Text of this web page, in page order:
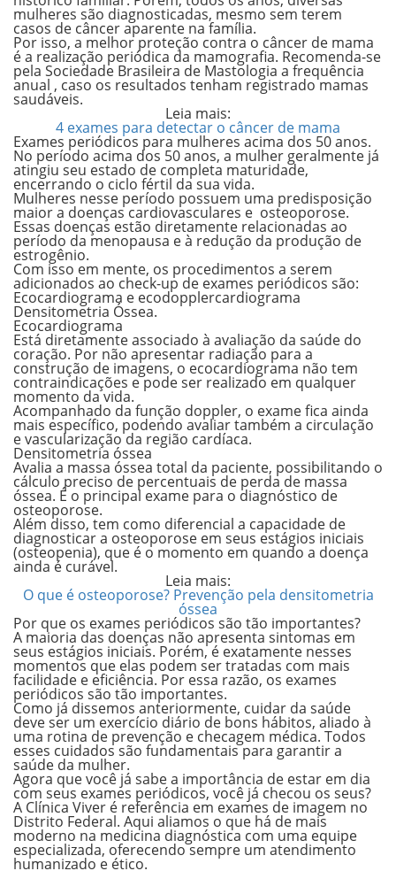
mulheres são diagnosticadas, mesmo sem terem
casos de câncer aparente na família.
Por isso, a melhor proteção contra o câncer de mama
é a realização periódica da mamografia. Recomenda-se
pela Sociedade Brasileira de Mastologia a frequência
anual , caso os resultados tenham registrado mamas
saudáveis.
Leia mais:
4 exames para detectar o câncer de mama
Exames periódicos para mulheres acima dos 50 anos.
No período acima dos 50 anos, a mulher geralmente já
atingiu seu estado de completa maturidade,
encerrando o ciclo fértil da sua vida.
Mulheres nesse período possuem uma predisposição
maior a doenças cardiovasculares e osteoporose.
Essas doenças estão diretamente relacionadas ao
período da menopausa e à redução da produção de
estrogênio.
Com isso em mente, os procedimentos a serem
adicionados ao check-up de exames periódicos são:
Ecocardiograma e ecodopplercardiograma
Densitometria Óssea.
Ecocardiograma
Está diretamente associado à avaliação da saúde do
coração. Por não apresentar radiação para a
construção de imagens, o ecocardiograma não tem
contraindicações e pode ser realizado em qualquer
momento da vida.
Acompanhado da função doppler, o exame fica ainda
mais específico, podendo avaliar também a circulação
e vascularização da região cardíaca.
Densitometria óssea
Avalia a massa óssea total da paciente, possibilitando o
cálculo preciso de percentuais de perda de massa
óssea. É o principal exame para o diagnóstico de
osteoporose.
Além disso, tem como diferencial a capacidade de
diagnosticar a osteoporose em seus estágios iniciais
(osteopenia), que é o momento em quando a doença
ainda é curável.
Leia mais:
O que é osteoporose? Prevenção pela densitometria
óssea
Por que os exames periódicos são tão importantes?
A maioria das doenças não apresenta sintomas em
seus estágios iniciais. Porém, é exatamente nesses
momentos que elas podem ser tratadas com mais
facilidade e eficiência. Por essa razão, os exames
periódicos são tão importantes.
Como já dissemos anteriormente, cuidar da saúde
deve ser um exercício diário de bons hábitos, aliado à
uma rotina de prevenção e checagem médica. Todos
esses cuidados são fundamentais para garantir a
saúde da mulher.
Agora que você já sabe a importância de estar em dia
com seus exames periódicos, você já checou os seus?
A Clínica Viver é referência em exames de imagem no
Distrito Federal. Aqui aliamos o que há de mais
moderno na medicina diagnóstica com uma equipe
especializada, oferecendo sempre um atendimento
humanizado e ético.